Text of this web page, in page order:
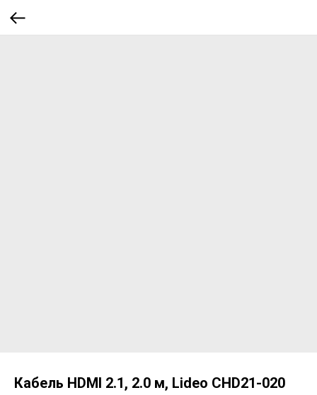
Кабель HDMI 2.1, 2.0 м, Lideo CHD21-020